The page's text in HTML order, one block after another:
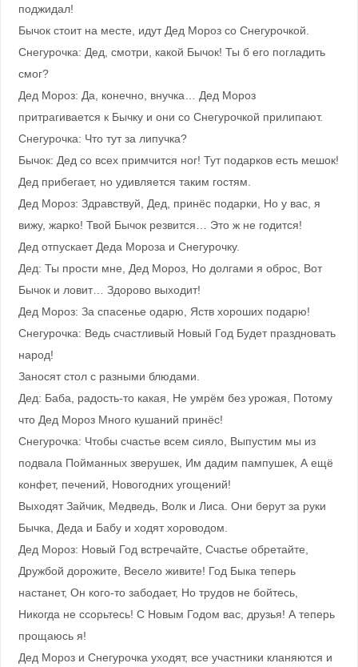
поджидал!
Бычок стоит на месте, идут Дед Мороз со Снегурочкой.
Снегурочка: Дед, смотри, какой Бычок! Ты б его погладить
смог?
Дед Мороз: Да, конечно, внучка… Дед Мороз
притрагивается к Бычку и они со Снегурочкой прилипают.
Снегурочка: Что тут за липучка?
Бычок: Дед со всех примчится ног! Тут подарков есть мешок!
Дед прибегает, но удивляется таким гостям.
Дед Мороз: Здравствуй, Дед, принёс подарки, Но у вас, я
вижу, жарко! Твой Бычок резвится… Это ж не годится!
Дед отпускает Деда Мороза и Снегурочку.
Дед: Ты прости мне, Дед Мороз, Но долгами я оброс, Вот
Бычок и ловит… Здорово выходит!
Дед Мороз: За спасенье одарю, Яств хороших подарю!
Снегурочка: Ведь счастливый Новый Год Будет праздновать
народ!
Заносят стол с разными блюдами.
Дед: Баба, радость-то какая, Не умрём без урожая, Потому
что Дед Мороз Много кушаний принёс!
Снегурочка: Чтобы счастье всем сияло, Выпустим мы из
подвала Пойманных зверушек, Им дадим пампушек, А ещё
конфет, печений, Новогодних угощений!
Выходят Зайчик, Медведь, Волк и Лиса. Они берут за руки
Бычка, Деда и Бабу и ходят хороводом.
Дед Мороз: Новый Год встречайте, Счастье обретайте,
Дружбой дорожите, Весело живите! Год Быка теперь
настанет, Он кого-то забодает, Но трудов не бойтесь,
Никогда не ссорьтесь! С Новым Годом вас, друзья! А теперь
прощаюсь я!
Дед Мороз и Снегурочка уходят, все участники кланяются и